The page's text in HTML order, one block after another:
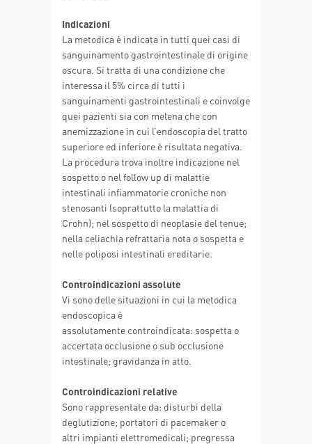
Indicazioni
La metodica è indicata in tutti quei casi di
sanguinamento gastrointestinale di origine
oscura. Si tratta di una condizione che
interessa il 5% circa di tutti i
sanguinamenti gastrointestinali e coinvolge
quei pazienti sia con melena che con
anemizzazione in cui l’endoscopia del tratto
superiore ed inferiore è risultata negativa.
La procedura trova inoltre indicazione nel
sospetto o nel follow up di malattie
intestinali infiammatorie croniche non
stenosanti (soprattutto la malattia di
Crohn); nel sospetto di neoplasie del tenue;
nella celiachia refrattaria nota o sospetta e
nelle poliposi intestinali ereditarie.
Controindicazioni assolute
Vi sono delle situazioni in cui la metodica
endoscopica è
assolutamente controindicata: sospetta o
accertata occlusione o sub occlusione
intestinale; gravidanza in atto.
Controindicazioni relative
Sono rappresentate da: disturbi della
deglutizione; portatori di pacemaker o
altri impianti elettromedicali; pregressa